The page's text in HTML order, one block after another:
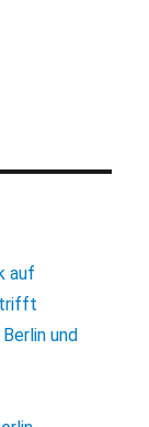
auf
trifft
und